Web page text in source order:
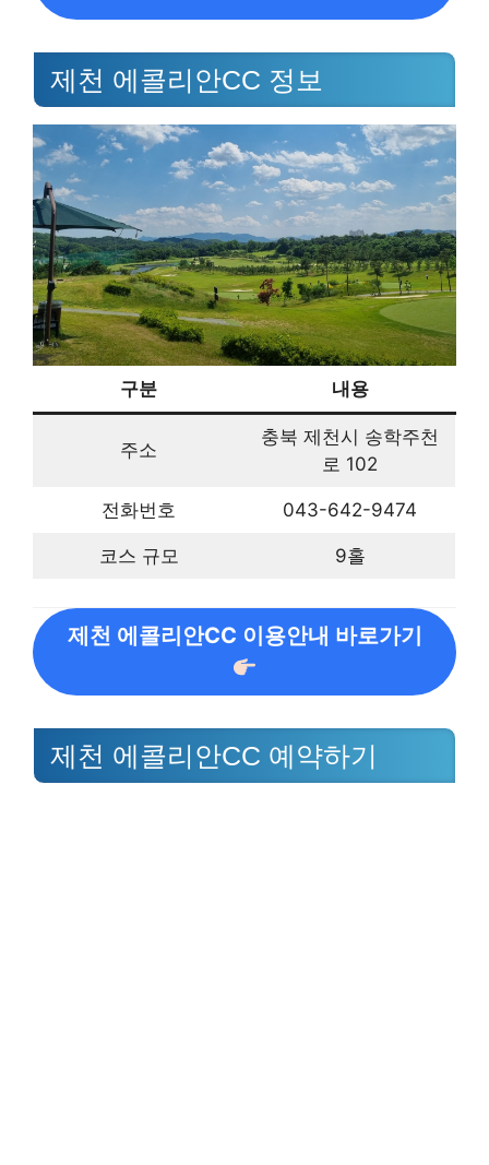
제천 에콜리안CC 정보
구분 내용
주소
충북 제천시 송학주천
로 102
전화번호 043-642-9474
코스 규모 9홀
제천 에콜리안CC 이용안내 바로가기
제천 에콜리안CC 예약하기